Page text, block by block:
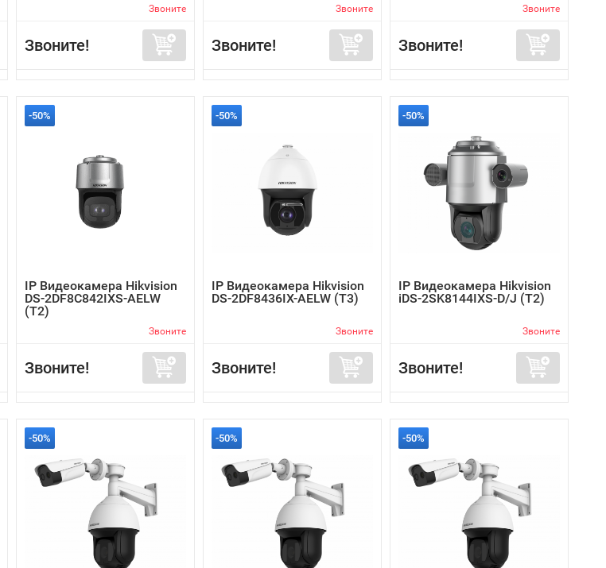
Звоните
Звоните!
Звоните
Звоните!
Звоните
Звоните!
-50%
IP Видеокамера Hikvision
DS-2DF8C842IXS-AELW
(T2)
Звоните
Звоните!
-50%
IP Видеокамера Hikvision
DS-2DF8436IX-AELW (T3)
Звоните
Звоните!
-50%
IP Видеокамера Hikvision
iDS-2SK8144IXS-D/J (T2)
Звоните
Звоните!
-50% -50% -50%